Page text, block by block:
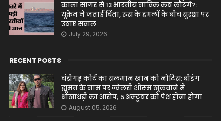
काला सागर से 13 भारतीय नाविक कब लौटेंगे?:
यूक्रेन ने जताई चिंता, रूस के हमलों के बीच सुरक्षा पर
उठाए सवाल
July 29, 2026
RECENT POSTS
चंडीगढ़ कोर्ट का सलमान खान को नोटिस: बीइंग
ह्यूमन के नाम पर ज्वेलरी शोरूम खुलवाने में
धोखाधड़ी का आरोप; 5 अक्टूबर को पेश होना होगा
August 05, 2026